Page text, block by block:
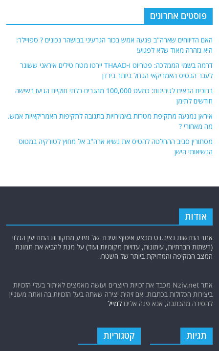
פוסטים אחרונים
האם הדיווחים שארה"ב פגעה אמש בכור הגרעיני בבושהר נכונים ? ספויילר:
היא נזהרה מאוד שלא לפגוע!
דרמה בשמי הממלכה: פטריוט ו-THAAD יירטו מטח טילים איראני ששוגר
לעבר הבסיס האמריקאי הגדול ביותר בירדן
ברוכים הבאים לגיהינום: כמעט 100,000 מהגרים בלתי חוקיים הגיעו בשישה
חודשים לתימן
איראן נמנעה מתקיפת מטרות באמירויות בתגובה לתקיפות האמריקאיות אמש.
מה מאחורי ?
מסתורין סביב ההחלטה להטיס את נשיא ארה"ב אל מחוץ לטורקיה במטוס
הנשיאותי הישן
אודות
אתר החדשות נציב.נט מבצע איסוף ועיבוד של מידע ממקורות המודיעין הגלוי
(רשתות חברתיות, עיתונות, עדויות מקומיות ועוד) על מנת להביא את תמונת
המצב המקיפה והמדויקת ביותר של השטח.
אתר Nziv.net מכבד את זכויות היוצרים ועושה מאמצים לאיתור בעלי הזכויות
ביצירות הכלולות בכתבות. אם זיהית יצירה שאתה בעל הזכויות בה ואתה מעוניין
להסירה מהכתבה, אנא פנה אלינולמייל
תגיות קטגוריות